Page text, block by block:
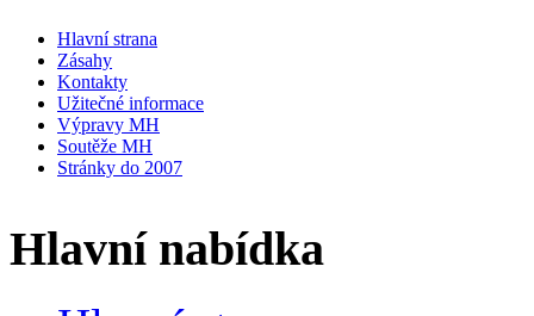
Hlavní strana
Zásahy
Kontakty
Užitečné informace
Výpravy MH
Soutěže MH
Stránky do 2007
Hlavní nabídka